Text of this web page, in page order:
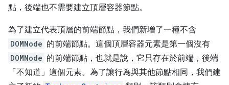
點，後端也不需要建立頂層容器節點。
為了建立代表頂層的前端節點，我們新增了一種不含
DOMNode 的前端節點。這個頂層容器元素是第一個沒有
DOMNode 的前端節點，也就是說，它只存在於前端，後端
「不知道」這個元素。為了讓行為與其他節點相同，我們建